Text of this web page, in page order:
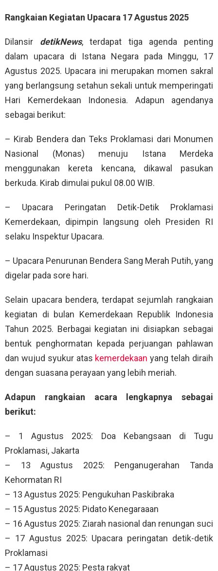
Rangkaian Kegiatan Upacara 17 Agustus 2025
Dilansir detikNews, terdapat tiga agenda penting
dalam upacara di Istana Negara pada Minggu, 17
Agustus 2025. Upacara ini merupakan momen sakral
yang berlangsung setahun sekali untuk memperingati
Hari Kemerdekaan Indonesia. Adapun agendanya
sebagai berikut:
– Kirab Bendera dan Teks Proklamasi dari Monumen
Nasional (Monas) menuju Istana Merdeka
menggunakan kereta kencana, dikawal pasukan
berkuda. Kirab dimulai pukul 08.00 WIB.
– Upacara Peringatan Detik-Detik Proklamasi
Kemerdekaan, dipimpin langsung oleh Presiden RI
selaku Inspektur Upacara.
– Upacara Penurunan Bendera Sang Merah Putih, yang
digelar pada sore hari.
Selain upacara bendera, terdapat sejumlah rangkaian
kegiatan di bulan Kemerdekaan Republik Indonesia
Tahun 2025. Berbagai kegiatan ini disiapkan sebagai
bentuk penghormatan kepada perjuangan pahlawan
dan wujud syukur atas kemerdekaan yang telah diraih
dengan suasana perayaan yang lebih meriah.
Adapun rangkaian acara lengkapnya sebagai
berikut:
– 1 Agustus 2025: Doa Kebangsaan di Tugu
Proklamasi, Jakarta
– 13 Agustus 2025: Penganugerahan Tanda
Kehormatan RI
– 13 Agustus 2025: Pengukuhan Paskibraka
– 15 Agustus 2025: Pidato Kenegaraaan
– 16 Agustus 2025: Ziarah nasional dan renungan suci
– 17 Agustus 2025: Upacara peringatan detik-detik
Proklamasi
– 17 Agustus 2025: Pesta rakyat